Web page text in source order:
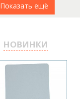
Показать ещё
НОВИНКИ